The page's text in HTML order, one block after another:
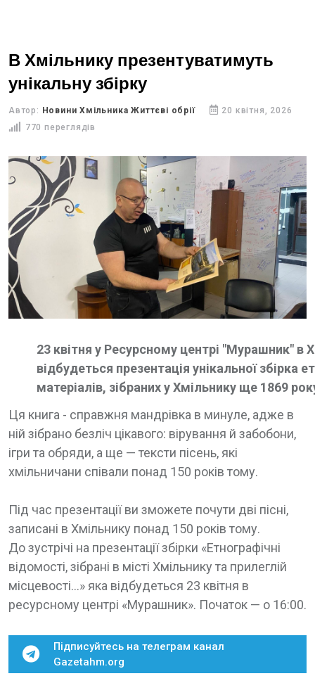
В Хмільнику презентуватимуть
унікальну збірку
Автор: Новини Хмільника Життєві обрії
20 квітня, 2026
770 переглядів
23 квітня у Ресурсному центрі "Мурашник" в
відбудеться презентація унікальної збірка
матеріалів, зібраних у Хмільнику ще 1869
Ця книга - справжня мандрівка в минуле, адже в
ній зібрано безліч цікавого: вірування й забобони,
ігри та обряди, а ще — тексти пісень, які
хмільничани співали понад 150 років тому.
Під час презентації ви зможете почути дві пісні,
записані в Хмільнику понад 150 років тому.
До зустрічі на презентації збірки «Етнографічні
відомості, зібрані в місті Хмільнику та прилеглій
місцевості…» яка відбудеться 23 квітня в
ресурсному центрі «Мурашник». Початок — о 16:00.
Підписуйтесь на телеграм канал
Gazetahm.org